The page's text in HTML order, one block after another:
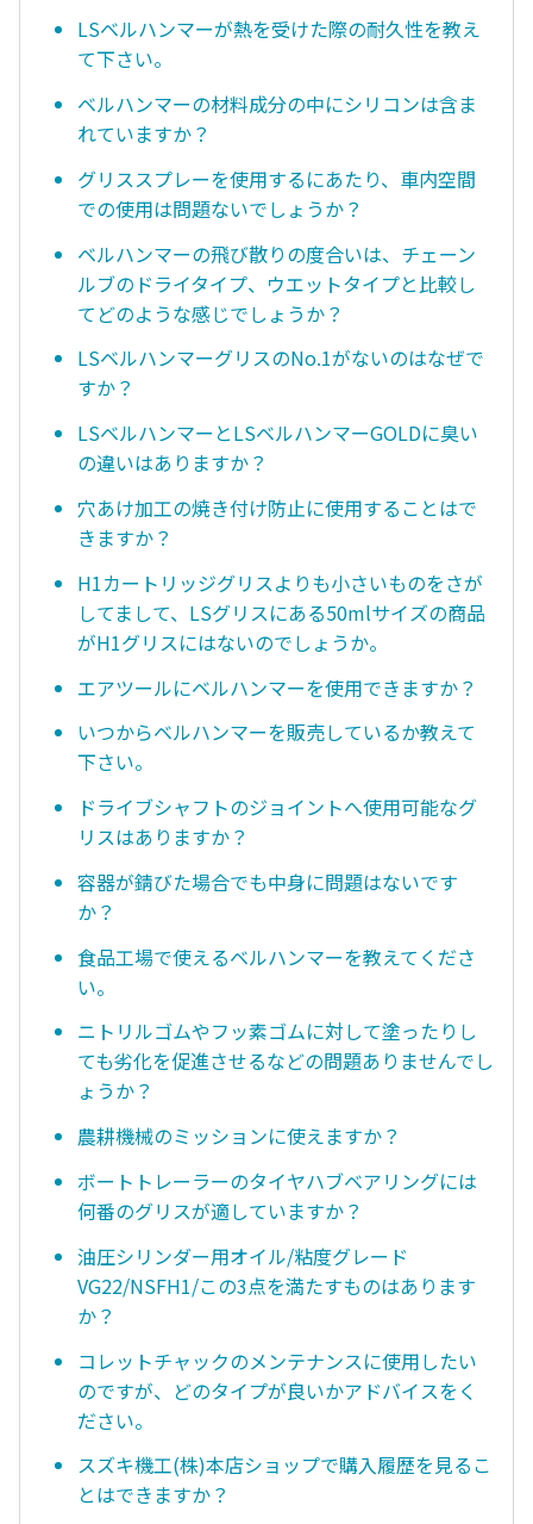
LSベルハンマーが熱を受けた際の耐久性を教え
て下さい。
ベルハンマーの材料成分の中にシリコンは含ま
れていますか？
グリススプレーを使用するにあたり、車内空間
での使用は問題ないでしょうか？
ベルハンマーの飛び散りの度合いは、チェーン
ルブのドライタイプ、ウエットタイプと比較し
てどのような感じでしょうか？
LSベルハンマーグリスのNo.1がないのはなぜで
すか？
LSベルハンマーとLSベルハンマーGOLDに臭い
の違いはありますか？
穴あけ加工の焼き付け防止に使用することはで
きますか？
H1カートリッジグリスよりも小さいものをさが
してまして、LSグリスにある50mlサイズの商品
がH1グリスにはないのでしょうか。
エアツールにベルハンマーを使用できますか？
いつからベルハンマーを販売しているか教えて
下さい。
ドライブシャフトのジョイントへ使用可能なグ
リスはありますか？
容器が錆びた場合でも中身に問題はないです
か？
食品工場で使えるベルハンマーを教えてくださ
い。
ニトリルゴムやフッ素ゴムに対して塗ったりし
ても劣化を促進させるなどの問題ありませんでし
ょうか？
農耕機械のミッションに使えますか？
ボートトレーラーのタイヤハブベアリングには
何番のグリスが適していますか？
油圧シリンダー用オイル/粘度グレード
VG22/NSFH1/この3点を満たすものはあります
か？
コレットチャックのメンテナンスに使用したい
のですが、どのタイプが良いかアドバイスをく
ださい。
スズキ機工(株)本店ショップで購入履歴を見るこ
とはできますか？